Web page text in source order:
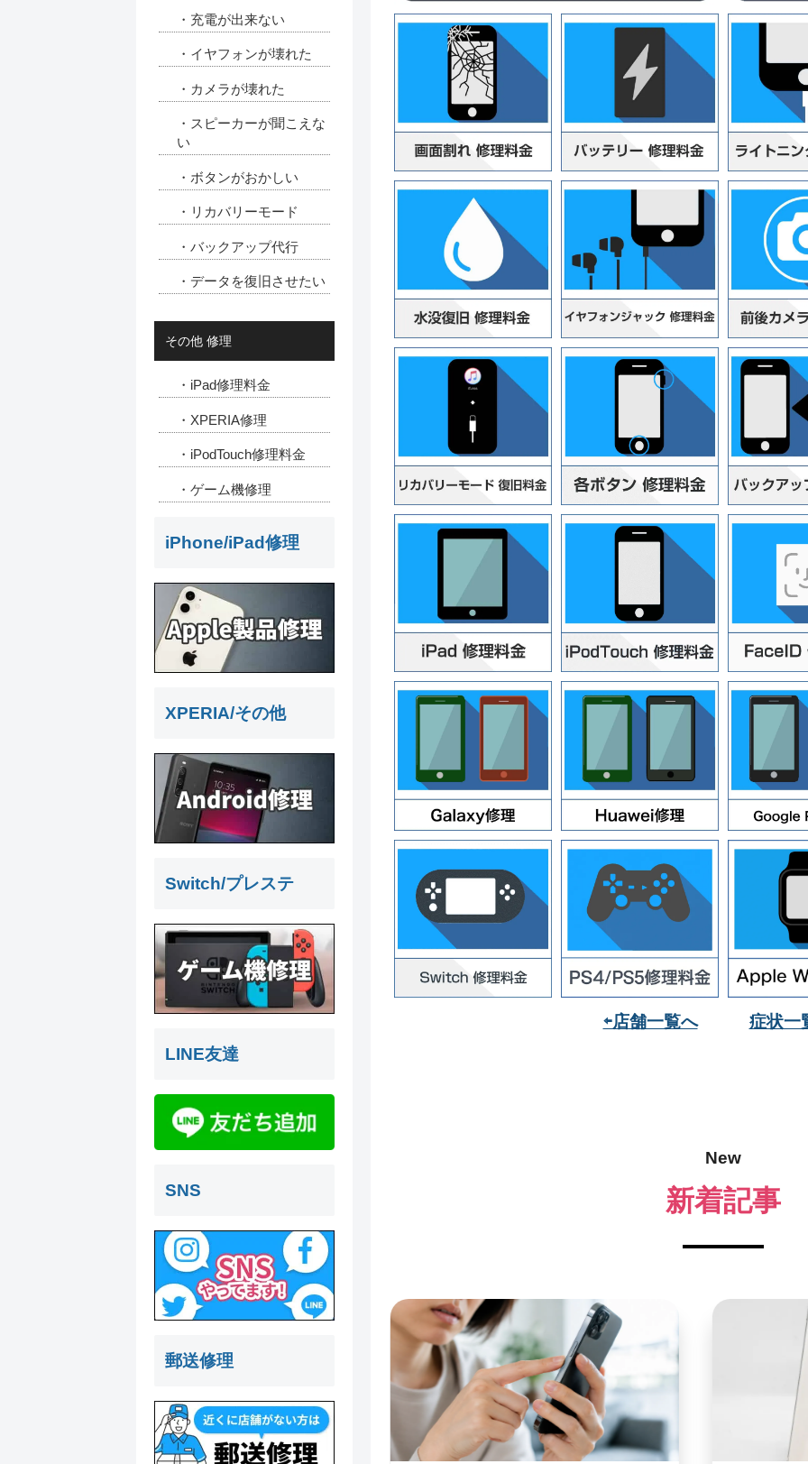
⇦店舗一覧へ 症状一
New
新着記事
・充電が出来ない
・イヤフォンが壊れた
・カメラが壊れた
・スピーカーが聞こえな
い
・ボタンがおかしい
・リカバリーモード
・バックアップ代行
・データを復旧させたい
その他 修理
・iPad修理料金
・XPERIA修理
・iPodTouch修理料金
・ゲーム機修理
iPhone/iPad修理
XPERIA/その他
Switch/プレステ
LINE友達
SNS
郵送修理